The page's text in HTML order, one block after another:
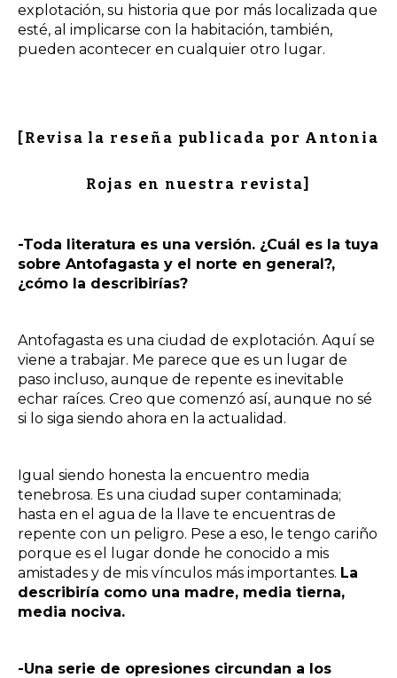
explotación, su historia que por más localizada que
esté, al implicarse con la habitación, también,
pueden acontecer en cualquier otro lugar.
[Revisa la reseña publicada por Antonia
Rojas en nuestra revista]
-Toda literatura es una versión. ¿Cuál es la tuya
sobre Antofagasta y el norte en general?,
¿cómo la describirías?
Antofagasta es una ciudad de explotación. Aquí se
viene a trabajar. Me parece que es un lugar de
paso incluso, aunque de repente es inevitable
echar raíces. Creo que comenzó así, aunque no sé
si lo siga siendo ahora en la actualidad.
Igual siendo honesta la encuentro media
tenebrosa. Es una ciudad super contaminada;
hasta en el agua de la llave te encuentras de
repente con un peligro. Pese a eso, le tengo cariño
porque es el lugar donde he conocido a mis
amistades y de mis vínculos más importantes. La
describiría como una madre, media tierna,
media nociva.
-Una serie de opresiones circundan a los